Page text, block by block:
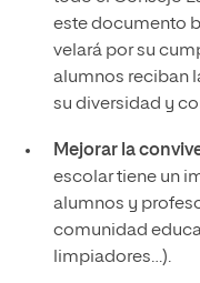
este documento
velará por su
alumnos reciban
su diversidad y
Mejorar la
escolar tiene un
alumnos y
comunidad
limpiadores…).